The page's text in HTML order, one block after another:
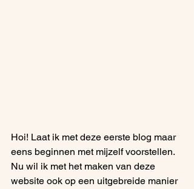
Hoi! Laat ik met deze eerste blog maar
eens beginnen met mijzelf voorstellen.
Nu wil ik met het maken van deze
website ook op een uitgebreide manier